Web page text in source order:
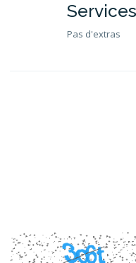
Pas d'extras